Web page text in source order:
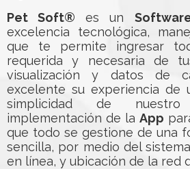
Pet Soft® es un
excelencia tecnológica,
que te permite ingresar
requerida y necesaria de
visualización y datos de
excelente su experiencia de
simplicidad de
implementación de la App
que todo se gestione de una
sencilla, por medio del
en línea, y ubicación de la red